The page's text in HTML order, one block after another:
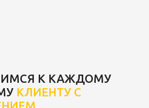
К КАЖДОМУ
КЛИЕНТУ С